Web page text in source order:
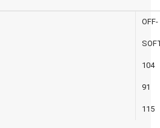
OFF-
104
91
115